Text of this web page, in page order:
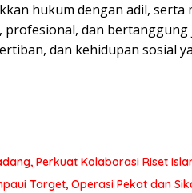
hukum dengan adil, serta
dan bertanggung
dan kehidupan sosial
Perkuat Kolaborasi Riset
Target, Operasi Pekat dan